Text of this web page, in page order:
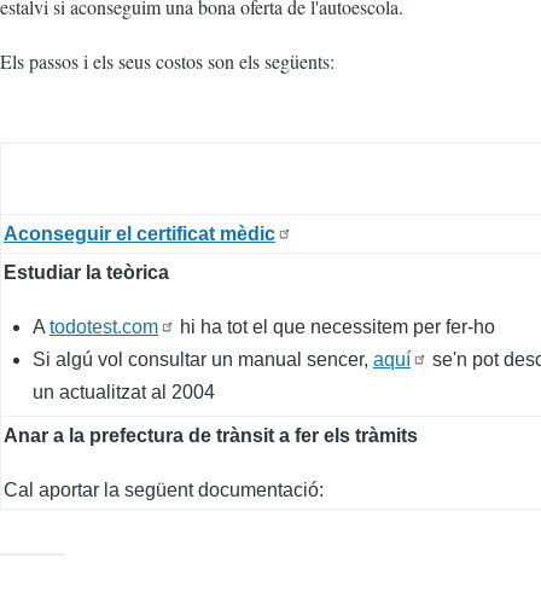
estalvi si aconseguim una bona oferta de l'autoescola.
Els passos i els seus costos son els següents:
Aconseguir el certificat mèdic
Estudiar la teòrica
A todotest.com
hi ha tot el que necessitem per fer-ho
Si algú vol consultar un manual sencer, aquí
se'n pot
un actualitzat al 2004
Anar a la prefectura de trànsit a fer els tràmits
Cal aportar la següent documentació: